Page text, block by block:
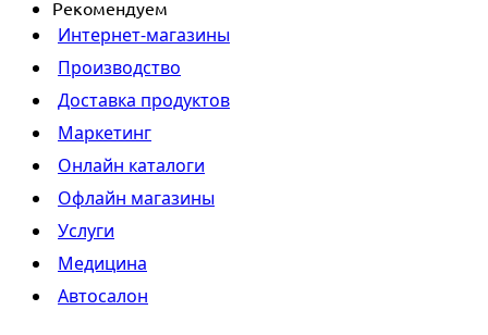
Рекомендуем
Интернет-магазины
Производство
Доставка продуктов
Маркетинг
Онлайн каталоги
Офлайн магазины
Услуги
Медицина
Автосалон